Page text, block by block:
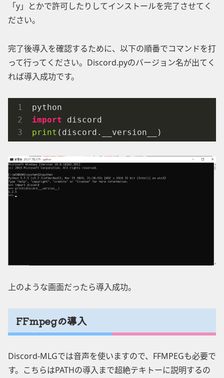
「y」とかで許可したりしてインストールを完了させてく
ださい。
完了後導入を確認するために、以下の順番でコマンドを打
って行ってください。Discord.pyのバージョン名が出てく
れば導入成功です。
import
print (discord.__version__)
上のような画面だったら導入成功。
FFmpegの導入
Discord-MLGでは音声を使いますので、FFMPEGも必要で
す。こちらはPATHの導入まで超絶テキトーに説明するの